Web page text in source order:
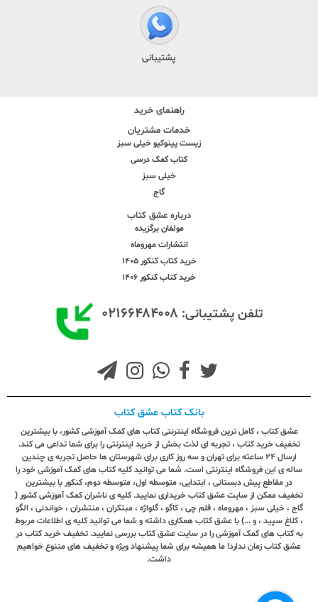
پشتیبانی
راهنمای خرید
خدمات مشتریان
زیست پینوکیو خیلی سبز
کتاب کمک درسی
خیلی سبز
گاج
درباره عشق کتاب
مولفان برگزیده
انتشارات مهروماه
خرید کتاب کنکور 1405
خرید کتاب کنکور 1406
تلفن پشتیبانی: ۰۲۱۶۶۴۸۴۰۰۸
بانک کتاب عشق کتاب
عشق کتاب ، کامل ترین فروشگاه اینترنتی کتاب های کمک آموزشی کشور، با بیشترین
تخفیف خرید کتاب ، تجربه ای لذت بخش از خرید اینترنتی را برای شما تداعی می کند.
ارسال ٢٤ ساعته برای تهران و سه روز کاری برای شهرستان ها حاصل تجربه ی چندین
ساله ی این فروشگاه اینترنتی است. شما می توانید کلیه کتاب های کمک آموزشی خود را
در مقاطع پیش دبستانی ، ابتدایی، متوسطه اول، متوسطه دوم، کنکور با بیشترین
تخفیف ممکن از سایت عشق کتاب خریداری نمایید. کلیه ی ناشران کمک آموزشی کشور (
گاج ، خیلی سبز ، مهروماه ، قلم چی ، کاگو ، گلواژه ، مبتکران ، منتشران ، خواندنی ، الگو
، کلاغ سپید ، و ...) با عشق کتاب همکاری داشته و شما می توانید کلیه ی اطلاعات مربوط
به کتاب های کمک آموزشی را در سایت عشق کتاب بررسی نمایید. تخفیف خرید کتاب در
عشق کتاب زمان ندارد! ما همیشه برای شما پیشنهاد ویژه و تخفیف های متنوع خواهیم
داشت.